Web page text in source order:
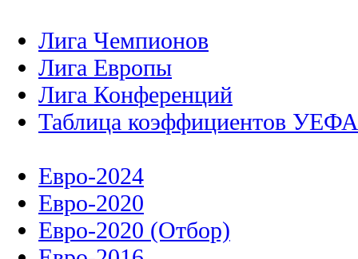
Лига Чемпионов
Лига Европы
Лига Конференций
Таблица коэффициентов УЕФА
Евро-2024
Евро-2020
Евро-2020 (Отбор)